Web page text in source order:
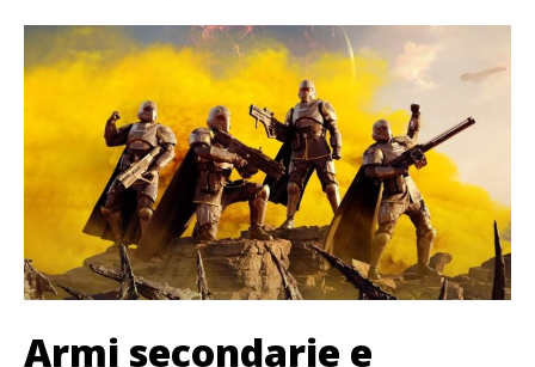
Armi secondarie e